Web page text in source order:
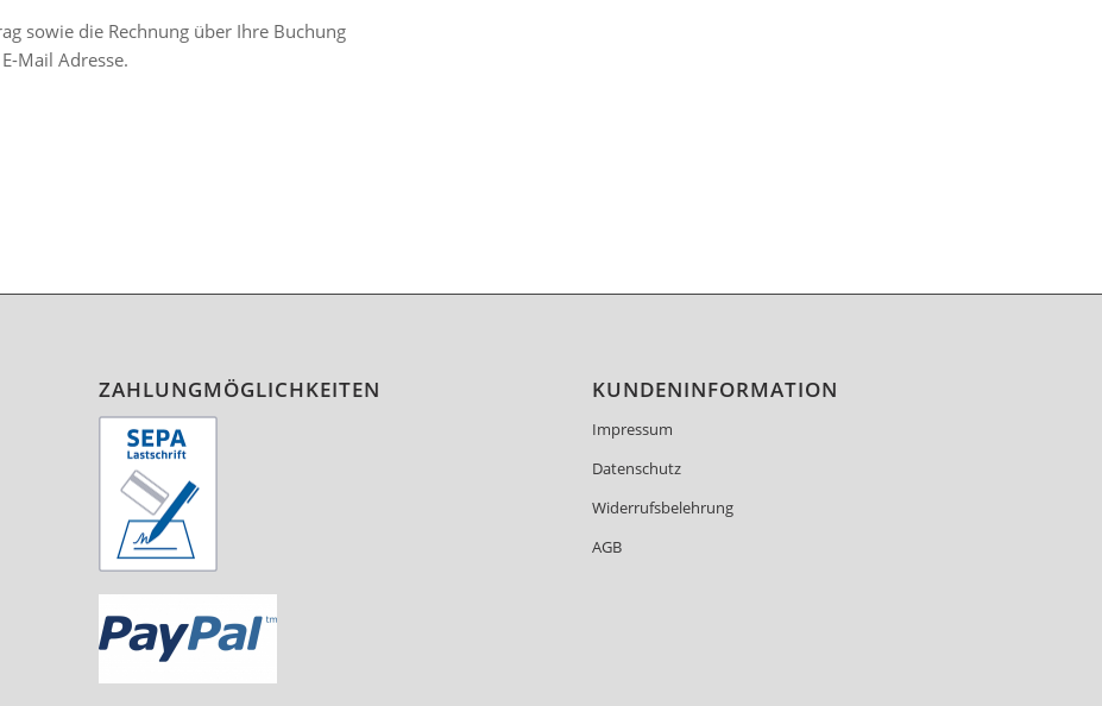
sowie die Rechnung über Ihre Buchung
Mail Adresse.
ZAHLUNGMÖGLICHKEITEN KUNDENINFORMATION
Impressum
Datenschutz
Widerrufsbelehrung
AGB